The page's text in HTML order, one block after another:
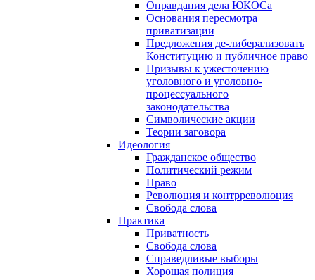
Оправдания дела ЮКОСа
Основания пересмотра
приватизации
Предложения де-либерализовать
Конституцию и публичное право
Призывы к ужесточению
уголовного и уголовно-
процессуального
законодательства
Символические акции
Теории заговора
Идеология
Гражданское общество
Политический режим
Право
Революция и контрреволюция
Свобода слова
Практика
Приватность
Свобода слова
Справедливые выборы
Хорошая полиция